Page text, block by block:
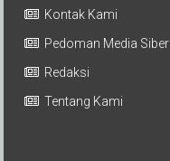
Kontak Kami
Pedoman Media Siber
Redaksi
Tentang Kami